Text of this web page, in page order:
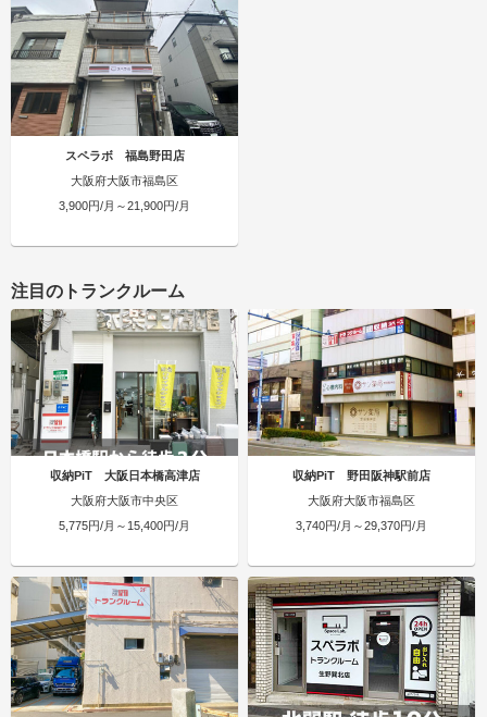
スペラボ 福島野田店
大阪府大阪市福島区
3,900円/月～21,900円/月
注目のトランクルーム
収納PiT 大阪日本橋高津店
大阪府大阪市中央区
5,775円/月～15,400円/月
収納PiT 野田阪神駅前店
大阪府大阪市福島区
3,740円/月～29,370円/月